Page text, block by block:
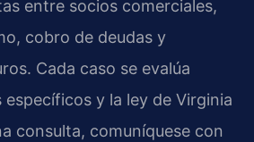
entre socios comerciales,
cobro de deudas y
Cada caso se evalúa
específicos y la ley de Virginia
consulta, comuníquese con